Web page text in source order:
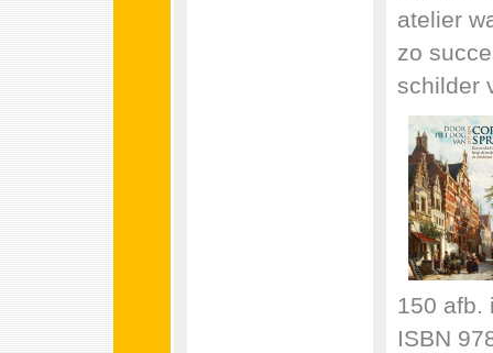
atelier
zo
schilder
150 afb.
ISBN